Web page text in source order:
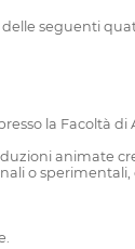
delle seguenti
la Facoltà
animate
o